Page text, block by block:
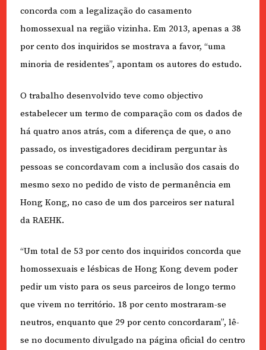
concorda com a legalização do casamento
homossexual na região vizinha. Em 2013, apenas a 38
por cento dos inquiridos se mostrava a favor, “uma
minoria de residentes”, apontam os autores do estudo.
O trabalho desenvolvido teve como objectivo
estabelecer um termo de comparação com os dados de
há quatro anos atrás, com a diferença de que, o ano
passado, os investigadores decidiram perguntar às
pessoas se concordavam com a inclusão dos casais do
mesmo sexo no pedido de visto de permanência em
Hong Kong, no caso de um dos parceiros ser natural
da RAEHK.
“Um total de 53 por cento dos inquiridos concorda que
homossexuais e lésbicas de Hong Kong devem poder
pedir um visto para os seus parceiros de longo termo
que vivem no território. 18 por cento mostraram-se
neutros, enquanto que 29 por cento concordaram”, lê-
se no documento divulgado na página oficial do centro